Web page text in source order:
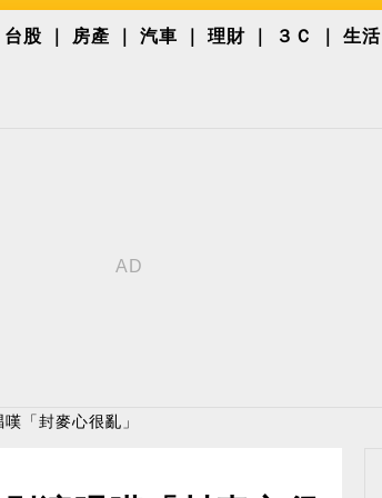
台股 房產 汽車 理財 ３Ｃ 生活
「封麥心很亂」